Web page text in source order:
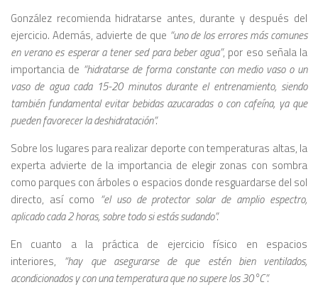
González recomienda hidratarse antes, durante y después del
ejercicio. Además, advierte de que “uno de los errores más comunes
en verano es esperar a tener sed para beber agua”, por eso señala la
importancia de “hidratarse de forma constante con medio vaso o un
vaso de agua cada 15-20 minutos durante el entrenamiento, siendo
también fundamental evitar bebidas azucaradas o con cafeína, ya que
pueden favorecer la deshidratación”.
Sobre los lugares para realizar deporte con temperaturas altas, la
experta advierte de la importancia de elegir zonas con sombra
como parques con árboles o espacios donde resguardarse del sol
directo, así como “el uso de protector solar de amplio espectro,
aplicado cada 2 horas, sobre todo si estás sudando”.
En cuanto a la práctica de ejercicio físico en espacios
interiores, “hay que asegurarse de que estén bien ventilados,
acondicionados y con una temperatura que no supere los 30°C”.